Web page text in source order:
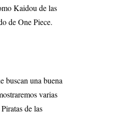
Kaidou de las
de One Piece.
buscan una buena
varias
de las